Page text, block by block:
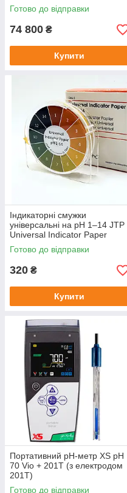
Готово до відправки
74 800 ₴
Купити
Індикаторні смужки
універсальні на pH 1–14 JTP
Universal Indicator Paper
(рулон 5 м)
Готово до відправки
320 ₴
Купити
Портативний pH-метр XS pH
70 Vio + 201T (з електродом
201T)
Готово до відправки